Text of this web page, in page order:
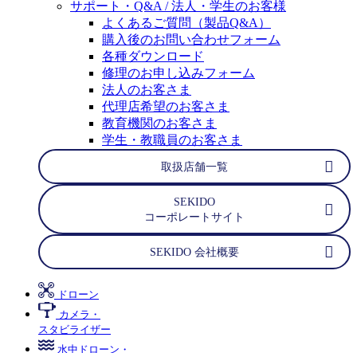
サポート・Q&A / 法人・学生のお客様
よくあるご質問（製品Q&A）
購入後のお問い合わせフォーム
各種ダウンロード
修理のお申し込みフォーム
法人のお客さま
代理店希望のお客さま
教育機関のお客さま
学生・教職員のお客さま
取扱店舗一覧
SEKIDO
コーポレートサイト
SEKIDO 会社概要
ドローン
カメラ・
スタビライザー
水中ドローン・